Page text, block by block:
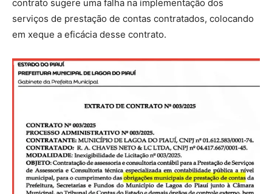
contrato sugere uma falha na implementação dos
serviços de prestação de contas contratados, colocando
em xeque a eficácia desse contrato.